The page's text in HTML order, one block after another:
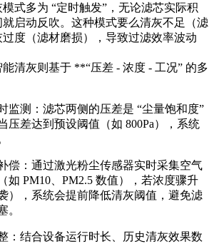
式多为 “定时触发”，无论滤芯实际积
启动反吹。这种模式要么清灰不足（滤
度（滤材磨损），导致过滤效率波动
清灰则基于 **“压差 - 浓度 - 工况” 的多
监测：滤芯两侧的压差是 “尘量饱和度”
压差达到预设阈值（如 800Pa），系统
偿：通过激光粉尘传感器实时采集空气
如 PM10、PM2.5 数值），若浓度骤升
），系统会提前降低清灰阈值，避免滤
。
：结合设备运行时长、历史清灰效果数